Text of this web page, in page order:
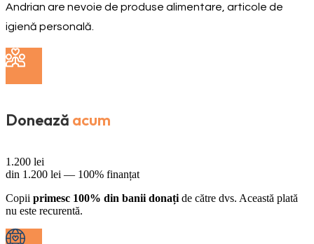
Andrian are nevoie de produse alimentare, articole de
igienă personală.
Donează acum
1.200 lei
din 1.200 lei — 100% finanțat
Copii primesc 100% din banii donați de către dvs. Această plată
nu este recurentă.